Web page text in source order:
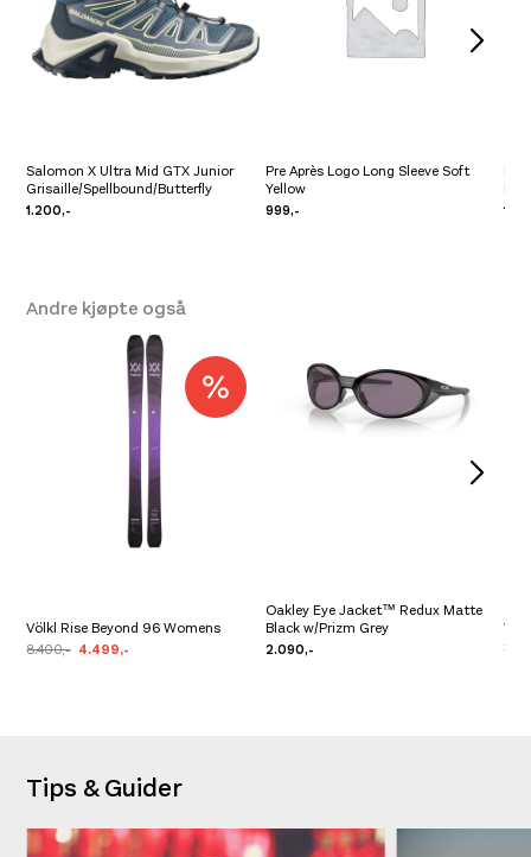
96 mm flyter fantastisk, og er fint å gå langt
med.
Enkelt system for skifell
Salomon X Ultra Mid GTX Junior
Grisaille/Spellbound/Butterfly
1.200,-
Pre Après Logo Long Sleeve Soft
Yellow
999,-
Pre
Andre kjøpte også
Völkl Rise Beyond 96 Womens
8.400,- 4.499,-
Oakley Eye Jacket™ Redux Matte
Black w/Prizm Grey
2.090,-
Tips & Guider